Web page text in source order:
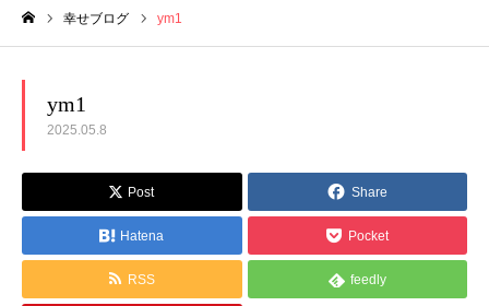
幸せブログ ym1
ym1
2025.05.8
Post Share
Hatena Pocket
RSS feedly